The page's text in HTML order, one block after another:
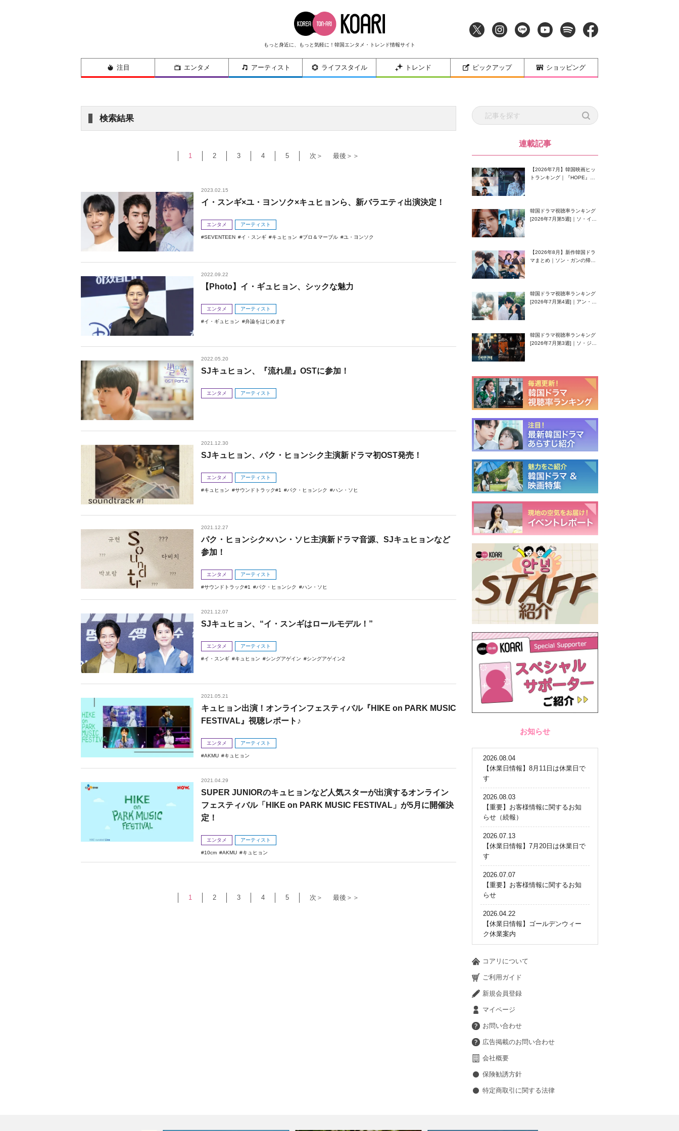
もっと身近に、もっと気軽に！韓国エンタメ・トレンド情報サイト
注目 エンタメ アーティスト ライフスタイル トレンド ピックアップ ショッピング
検索結果
1 2 3 4 5 次＞ 最後＞＞
2023.02.15
イ・スンギ×ユ・ヨンソク×キュヒョンら、新バラエティ出演決定！
エンタメ アーティスト
SEVENTEEN イ・スンギ キュヒョン ブロ＆マーブル ユ・ヨンソク
2022.09.22
【Photo】イ・ギュヒョン、シックな魅力
エンタメ アーティスト
イ・ギュヒョン 弁論をはじめます
2022.05.20
SJキュヒョン、『流れ星』OSTに参加！
エンタメ アーティスト
2021.12.30
SJキュヒョン、パク・ヒョンシク主演新ドラマ初OST発売！
エンタメ アーティスト
キュヒョン サウンドトラック#1 パク・ヒョンシク ハン・ソヒ
2021.12.27
パク・ヒョンシク×ハン・ソヒ主演新ドラマ音源、SJキュヒョンなど
参加！
エンタメ アーティスト
サウンドトラック#1 パク・ヒョンシク ハン・ソヒ
2021.12.07
SJキュヒョン、“イ・スンギはロールモデル！”
エンタメ アーティスト
イ・スンギ キュヒョン シングアゲイン シングアゲイン2
2021.05.21
キュヒョン出演！オンラインフェスティバル『HIKE on PARK MUSIC
FESTIVAL』視聴レポート♪
エンタメ アーティスト
AKMU キュヒョン
2021.04.29
SUPER JUNIORのキュヒョンなど人気スターが出演するオンライン
フェスティバル「HIKE on PARK MUSIC FESTIVAL」が5月に開催決
定！
エンタメ アーティスト
10cm AKMU キュヒョン
1 2 3 4 5 次＞ 最後＞＞
連載記事
【2026年7月】韓国映画ヒッ
トランキング｜『HOPE』が
韓国ドラマ視聴率ランキング
[2026年7月第5週]｜ソ・イン
【2026年8月】新作韓国ドラ
マまとめ｜ソン・ガンの帰
韓国ドラマ視聴率ランキング
[2026年7月第4週]｜アン・ヒ
韓国ドラマ視聴率ランキング
[2026年7月第3週]｜ソ・ジソ
お知らせ
2026.08.04
【休業日情報】8月11日は休業日で
す
2026.08.03
【重要】お客様情報に関するお知
らせ（続報）
2026.07.13
【休業日情報】7月20日は休業日で
す
2026.07.07
【重要】お客様情報に関するお知
らせ
2026.04.22
【休業日情報】ゴールデンウィー
ク休業案内
コアリについて
ご利用ガイド
新規会員登録
マイページ
お問い合わせ
広告掲載のお問い合わせ
会社概要
保険勧誘方針
特定商取引に関する法律